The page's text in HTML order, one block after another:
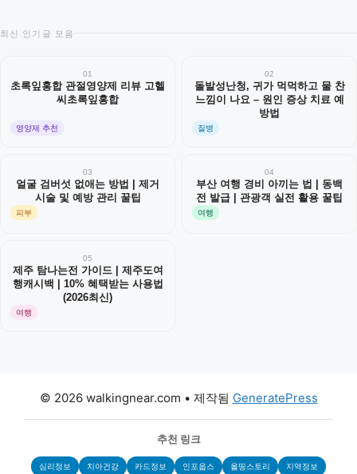
최신 인기글 모음
01
초록잎홍합 관절영양제 리뷰 고헬
씨초록잎홍합
영양제 추천
02
돌발성난청, 귀가 먹먹하고 물 찬
느낌이 나요 – 원인 증상 치료 예
방법
질병
03
얼굴 검버섯 없애는 방법 | 제거
시술 및 예방 관리 꿀팁
피부
04
부산 여행 경비 아끼는 법 | 동백
전 발급 | 관광객 실전 활용 꿀팁
여행
05
제주 탐나는전 가이드 | 제주도여
행캐시백 | 10% 혜택받는 사용법
(2026최신)
여행
© 2026 walkingnear.com • 제작됨 GeneratePress
추천 링크
심리정보 치아건강 카드정보 인포웁스 올띵스토리 지역정보